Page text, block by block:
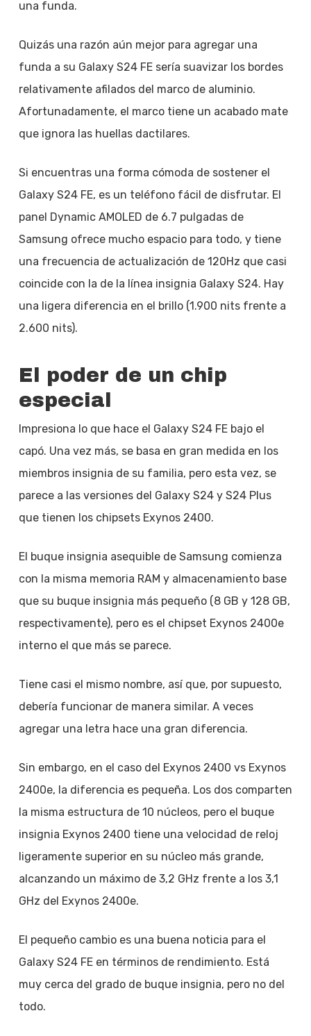
una funda.
Quizás una razón aún mejor para agregar una
funda a su Galaxy S24 FE sería suavizar los bordes
relativamente afilados del marco de aluminio.
Afortunadamente, el marco tiene un acabado mate
que ignora las huellas dactilares.
Si encuentras una forma cómoda de sostener el
Galaxy S24 FE, es un teléfono fácil de disfrutar. El
panel Dynamic AMOLED de 6.7 pulgadas de
Samsung ofrece mucho espacio para todo, y tiene
una frecuencia de actualización de 120Hz que casi
coincide con la de la línea insignia Galaxy S24. Hay
una ligera diferencia en el brillo (1.900 nits frente a
2.600 nits).
El poder de un chip
especial
Impresiona lo que hace el Galaxy S24 FE bajo el
capó. Una vez más, se basa en gran medida en los
miembros insignia de su familia, pero esta vez, se
parece a las versiones del Galaxy S24 y S24 Plus
que tienen los chipsets Exynos 2400.
El buque insignia asequible de Samsung comienza
con la misma memoria RAM y almacenamiento base
que su buque insignia más pequeño (8 GB y 128 GB,
respectivamente), pero es el chipset Exynos 2400e
interno el que más se parece.
Tiene casi el mismo nombre, así que, por supuesto,
debería funcionar de manera similar. A veces
agregar una letra hace una gran diferencia.
Sin embargo, en el caso del Exynos 2400 vs Exynos
2400e, la diferencia es pequeña. Los dos comparten
la misma estructura de 10 núcleos, pero el buque
insignia Exynos 2400 tiene una velocidad de reloj
ligeramente superior en su núcleo más grande,
alcanzando un máximo de 3,2 GHz frente a los 3,1
GHz del Exynos 2400e.
El pequeño cambio es una buena noticia para el
Galaxy S24 FE en términos de rendimiento. Está
muy cerca del grado de buque insignia, pero no del
todo.